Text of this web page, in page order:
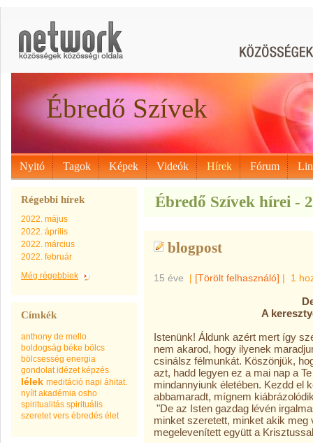
Ébredő Szívek
Nyitó Tagok Képek Videók Hírek Fórum
Régebbi hírek
2022. május
2022. április
2022. március
2022. február
Még régebbiek
Címkék
anthony de mello
boldogság béke bölcs
bölcsesség energia
gondolat idézet képzés
lélek meditáció napi áhitat.
nyílt akadémia osho
spiritualitás spirituális
szeretet vers ébredés élet
Ébredő Szívek hírei -
blogpost
15 éve | [Törölt felhasználó] | 1
A
Istenünk! Áldunk azért mert így
nem akarod, hogy ilyenek
csinálsz félmunkát. Köszönjük,
azt, hadd legyen ez a mai nap a
mindannyiunk életében. Kezdd el
abbamaradt, mígnem
"De az Isten gazdag lévén
minket szeretett, minket akik meg
megelevenített együtt a